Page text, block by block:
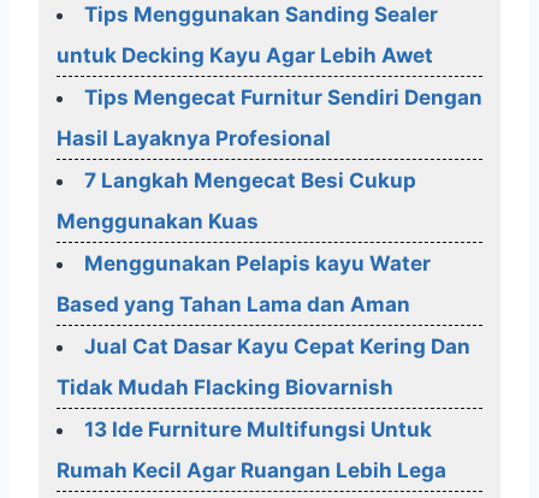
Tips Menggunakan Sanding Sealer
untuk Decking Kayu Agar Lebih Awet
Tips Mengecat Furnitur Sendiri Dengan
Hasil Layaknya Profesional
7 Langkah Mengecat Besi Cukup
Menggunakan Kuas
Menggunakan Pelapis kayu Water
Based yang Tahan Lama dan Aman
Jual Cat Dasar Kayu Cepat Kering Dan
Tidak Mudah Flacking Biovarnish
13 Ide Furniture Multifungsi Untuk
Rumah Kecil Agar Ruangan Lebih Lega